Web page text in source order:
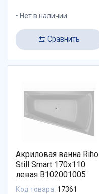
Нет в наличии
Сравнить
Акриловая ванна Riho
Still Smart 170x110
левая B102001005
Код товара: 17361